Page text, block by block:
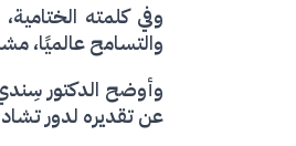
وفي كلمته
والتسامح عالميًا،
وأوضح الدكتور
عن تقديره لدور